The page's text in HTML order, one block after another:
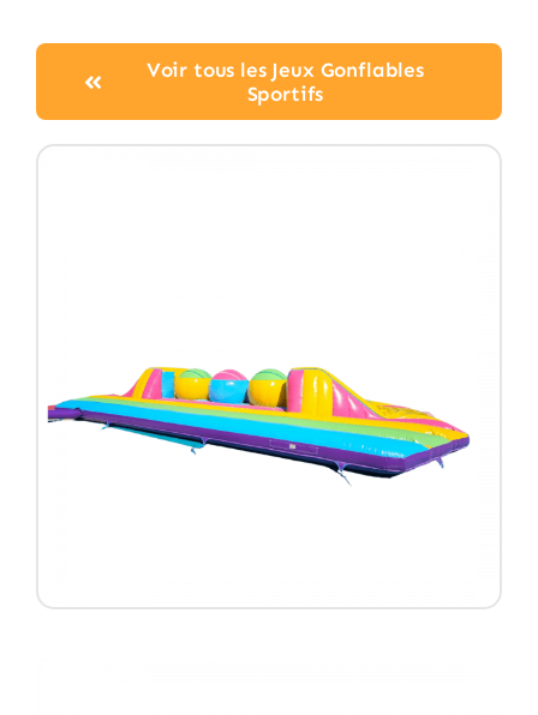
Voir tous les Jeux Gonflables
Sportifs